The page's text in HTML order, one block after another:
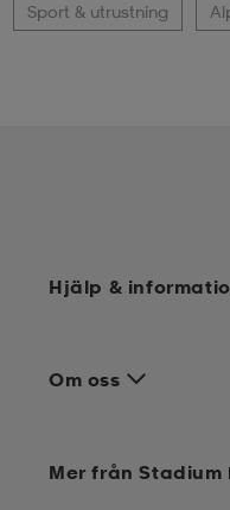
Sport & utrustning
Hjälp &
Om oss
Mer från Stadium